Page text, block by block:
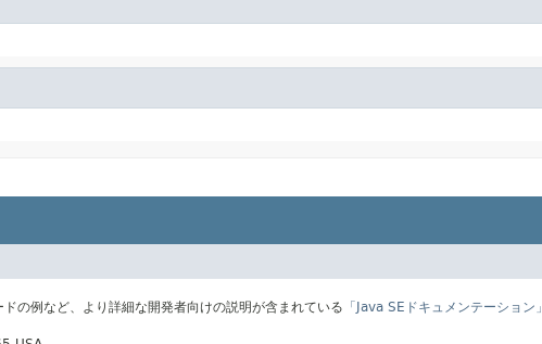
の例など、より詳細な開発者向けの説明が含まれている 「Java SEドキュメンテーション」